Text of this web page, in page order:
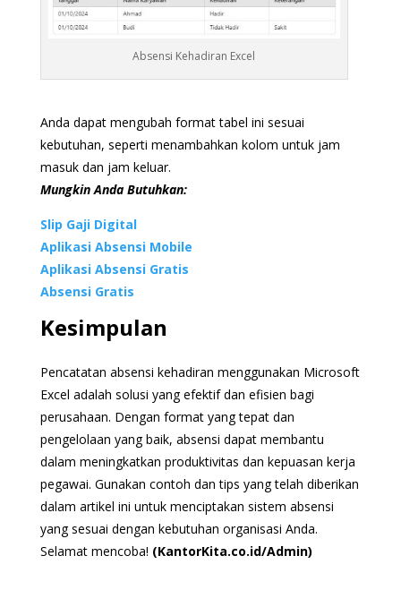
Absensi Kehadiran Excel
Anda dapat mengubah format tabel ini sesuai
kebutuhan, seperti menambahkan kolom untuk jam
masuk dan jam keluar.
Mungkin Anda Butuhkan:
Slip Gaji Digital
Aplikasi Absensi Mobile
Aplikasi Absensi Gratis
Absensi Gratis
Kesimpulan
Pencatatan absensi kehadiran menggunakan Microsoft
Excel adalah solusi yang efektif dan efisien bagi
perusahaan. Dengan format yang tepat dan
pengelolaan yang baik, absensi dapat membantu
dalam meningkatkan produktivitas dan kepuasan kerja
pegawai. Gunakan contoh dan tips yang telah diberikan
dalam artikel ini untuk menciptakan sistem absensi
yang sesuai dengan kebutuhan organisasi Anda.
Selamat mencoba! (KantorKita.co.id/Admin)